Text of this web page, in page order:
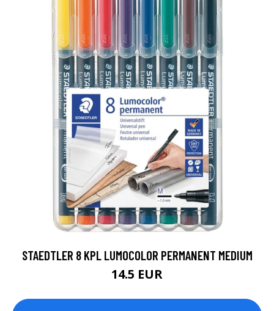
STAEDTLER 8 KPL LUMOCOLOR PERMANENT MEDIUM
14.5 EUR